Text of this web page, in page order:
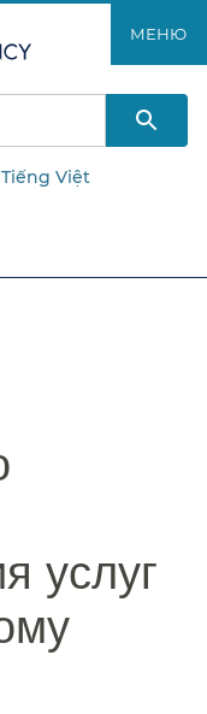
МЕНЮ​​
Tiếng Việt
услуг